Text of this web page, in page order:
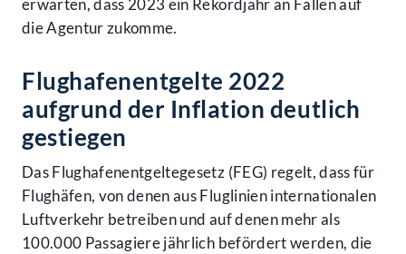
erwarten, dass 2023 ein Rekordjahr an Fällen auf
die Agentur zukomme.
Flughafenentgelte 2022
aufgrund der Inflation deutlich
gestiegen
Das Flughafenentgeltegesetz (FEG) regelt, dass für
Flughäfen, von denen aus Fluglinien internationalen
Luftverkehr betreiben und auf denen mehr als
100.000 Passagiere jährlich befördert werden, die